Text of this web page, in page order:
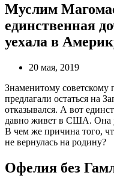
Муслим
единственная
уехала в
20 мая, 2019
Знаменитому
предлагали остаться на
отказывался. А вот
давно живет в США. Она
В чем же причина того,
не вернулась на родину?
Офелия без